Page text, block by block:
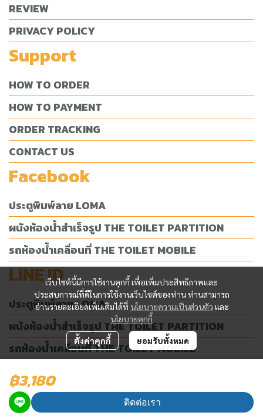
฿3,180
ติดต่อเรา
เว็บไซต์นี้มีการใช้งานคุกกี้ เพื่อเพิ่มประสิทธิภาพและ
ประสบการณ์ที่ดีในการใช้งานเว็บไซต์ของท่าน ท่านสามารถ
อ่านรายละเอียดเพิ่มเติมได้ที่ นโยบายความเป็นส่วนตัว และ
นโยบายคุกกี้
ตั้งค่าคุกกี้ ยอมรับทั้งหมด
REVIEW
PRIVACY POLICY
Support
HOW TO ORDER
HOW TO PAYMENT
ORDER TRACKING
CONTACT US
Facebook
ประตูพิมพ์ลาย LOMA
ผนังห้องน้ำสำเร็จรูป THE TOILET PARTITION
รถห้องน้ำเคลื่อนที่ THE TOILET MOBILE
LINE ID
ประตูพิมพ์ลาย LOMA
ผนังห้องน้ำสำเร็จรูป THE TOILET PARTITION
รถห้องน้ำเคลื่อนที่ THE TOILET MOBILE
ผู้เข้าชมวันนี้529
Powered By MakeWebEasy